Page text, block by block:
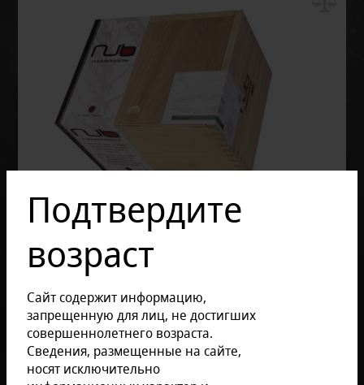
Подтвердите
возраст
Сайт содержит информацию,
запрещенную для лиц, не достигших
совершеннолетнего возраста.
Сведения, размещенные на сайте,
носят исключительно
Отзывов: 0